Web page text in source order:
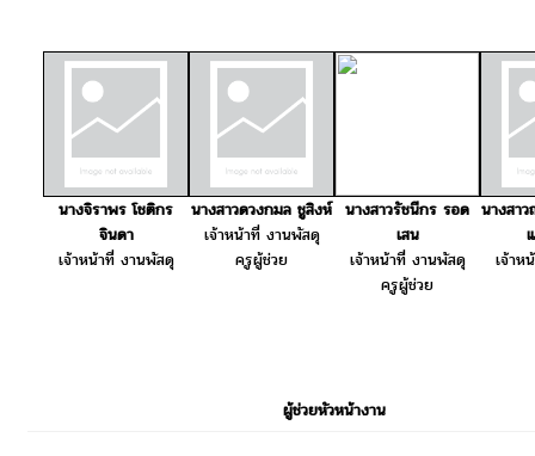
นางจิราพร โชติกร
จินดา
เจ้าหน้าที่ งานพัสดุ
นางสาวดวงกมล ชูสิงห์
เจ้าหน้าที่ งานพัสดุ
ครูผู้ช่วย
นางสาวรัชนีกร รอด
เสน
เจ้าหน้าที่ งานพัสดุ
ครูผู้ช่วย
นางสา
เจ้าห
ผู้ช่วยหัวหน้างาน